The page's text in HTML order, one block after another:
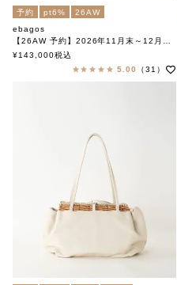
予約 pt6%
26AW
ebagos
【26AW 予約】2026年11月末～12月中旬頃入荷予定
カーフ・ハンドバッグ S（かっちりバッグミニ/カーフケリーミニ）カーフレザー×紅籐 BLACK
¥143,000税込
5.00
（31）